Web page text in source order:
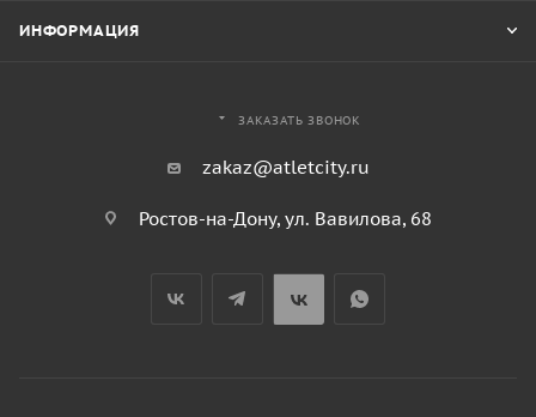
ИНФОРМАЦИЯ
ЗАКАЗАТЬ ЗВОНОК
zakaz@atletcity.ru
Ростов-на-Дону, ул. Вавилова, 68